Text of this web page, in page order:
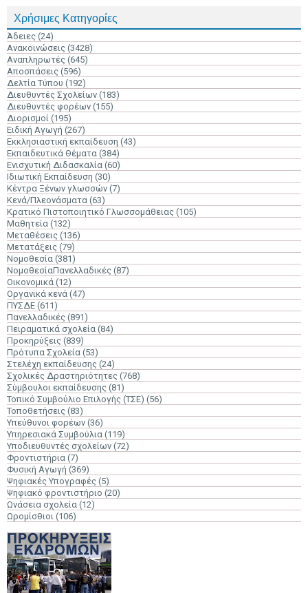
Χρήσιμες Κατηγορίες
Άδειες (24)
Ανακοινώσεις (3428)
Αναπληρωτές (645)
Αποσπάσεις (596)
Δελτία Τύπου (192)
Διευθυντές Σχολείων (183)
Διευθυντές φορέων (155)
Διορισμοί (195)
Ειδική Αγωγή (267)
Εκκλησιαστική εκπαίδευση (43)
Εκπαιδευτικά Θέματα (384)
Ενισχυτική Διδασκαλία (60)
Ιδιωτική Εκπαίδευση (30)
Κέντρα Ξένων γλωσσών (7)
Κενά/Πλεονάσματα (63)
Κρατικό Πιστοποιητικό Γλωσσομάθειας (105)
Μαθητεία (132)
Μεταθέσεις (136)
Μετατάξεις (79)
Νομοθεσία (381)
ΝομοθεσίαΠανελλαδικές (87)
Οικονομικά (12)
Οργανικά κενά (47)
ΠΥΣΔΕ (611)
Πανελλαδικές (891)
Πειραματικά σχολεία (84)
Προκηρύξεις (839)
Πρότυπα Σχολεία (53)
Στελέχη εκπαίδευσης (24)
Σχολικές Δραστηριότητες (768)
Σύμβουλοι εκπαίδευσης (81)
Τοπικό Συμβούλιο Επιλογής (ΤΣΕ) (56)
Τοποθετήσεις (83)
Υπεύθυνοι φορέων (36)
Υπηρεσιακά Συμβούλια (119)
Υποδιευθυντές σχολείων (72)
Φροντιστήρια (7)
Φυσική Αγωγή (369)
Ψηφιακές Υπογραφές (5)
Ψηφιακό φροντιστήριο (20)
Ωνάσεια σχολεία (12)
Ωρομίσθιοι (106)